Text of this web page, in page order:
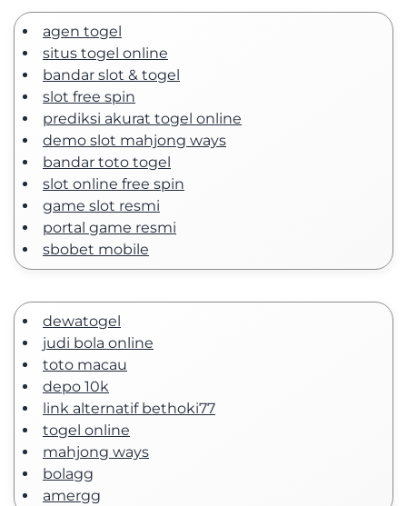
agen togel
situs togel online
bandar slot & togel
slot free spin
prediksi akurat togel online
demo slot mahjong ways
bandar toto togel
slot online free spin
game slot resmi
portal game resmi
sbobet mobile
dewatogel
judi bola online
toto macau
depo 10k
link alternatif bethoki77
togel online
mahjong ways
bolagg
amergg